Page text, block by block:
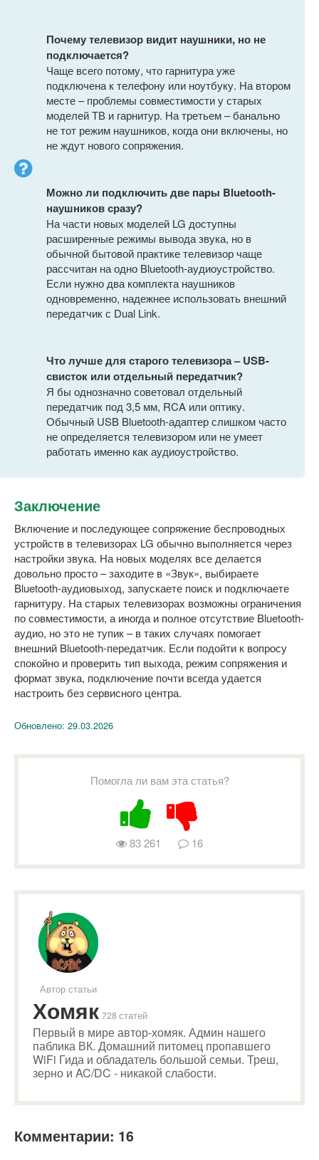
Почему телевизор видит наушники, но не
подключается?
Чаще всего потому, что гарнитура уже
подключена к телефону или ноутбуку. На втором
месте – проблемы совместимости у старых
моделей ТВ и гарнитур. На третьем – банально
не тот режим наушников, когда они включены, но
не ждут нового сопряжения.
Можно ли подключить две пары Bluetooth-
наушников сразу?
На части новых моделей LG доступны
расширенные режимы вывода звука, но в
обычной бытовой практике телевизор чаще
рассчитан на одно Bluetooth-аудиоустройство.
Если нужно два комплекта наушников
одновременно, надежнее использовать внешний
передатчик с Dual Link.
Что лучше для старого телевизора – USB-
свисток или отдельный передатчик?
Я бы однозначно советовал отдельный
передатчик под 3,5 мм, RCA или оптику.
Обычный USB Bluetooth-адаптер слишком часто
не определяется телевизором или не умеет
работать именно как аудиоустройство.
Заключение
Включение и последующее сопряжение беспроводных
устройств в телевизорах LG обычно выполняется через
настройки звука. На новых моделях все делается
довольно просто – заходите в «Звук», выбираете
Bluetooth-аудиовыход, запускаете поиск и подключаете
гарнитуру. На старых телевизорах возможны ограничения
по совместимости, а иногда и полное отсутствие Bluetooth-
аудио, но это не тупик – в таких случаях помогает
внешний Bluetooth-передатчик. Если подойти к вопросу
спокойно и проверить тип выхода, режим сопряжения и
формат звука, подключение почти всегда удается
настроить без сервисного центра.
Обновлено: 29.03.2026
Помогла ли вам эта статья?
83 261 16
Автор статьи
Хомяк 728 статей
Первый в мире автор-хомяк. Админ нашего
паблика ВК. Домашний питомец пропавшего
WiFi Гида и обладатель большой семьи. Треш,
зерно и AC/DC - никакой слабости.
Комментарии: 16